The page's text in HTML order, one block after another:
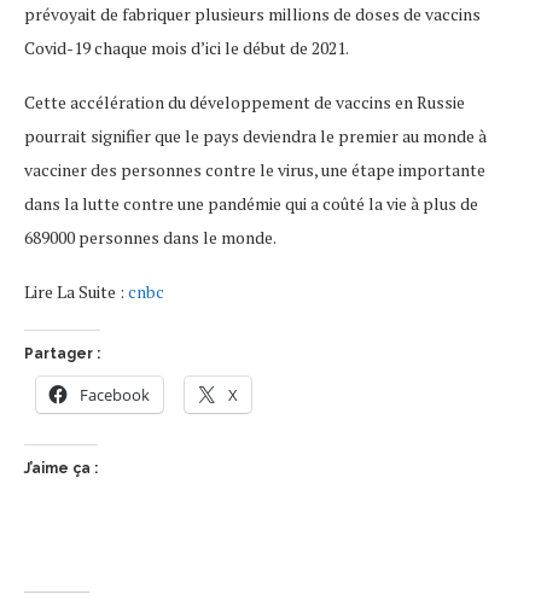
prévoyait de fabriquer plusieurs millions de doses de vaccins
Covid-19 chaque mois d’ici le début de 2021.
Cette accélération du développement de vaccins en Russie
pourrait signifier que le pays deviendra le premier au monde à
vacciner des personnes contre le virus, une étape importante
dans la lutte contre une pandémie qui a coûté la vie à plus de
689000 personnes dans le monde.
Lire La Suite : cnbc
Partager :
Facebook X
J’aime ça :